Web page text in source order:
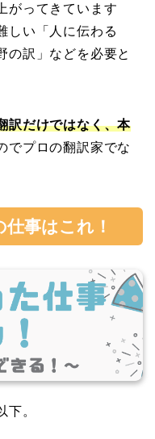
がってきています
しい「人に伝わる
の訳」などを必要と
訳だけではなく、本
でプロの翻訳家でな
事はこれ！
下。